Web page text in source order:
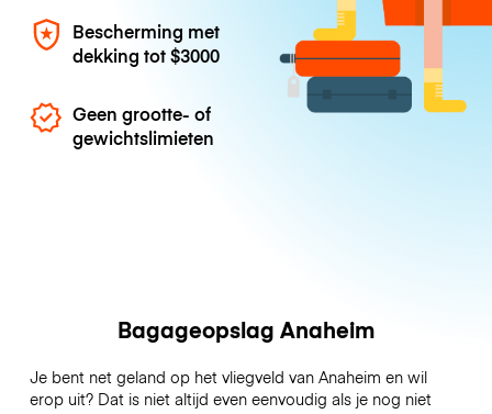
Bescherming met
dekking tot$3000
Geen grootte- of
gewichtslimieten
Bagageopslag Anaheim
Je bent net geland op het vliegveld van Anaheim en wil
erop uit? Dat is niet altijd even eenvoudig als je nog niet